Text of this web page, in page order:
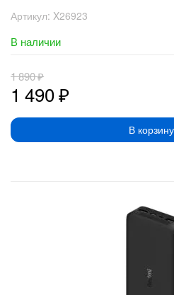
Артикул: X26923
В наличии
1 490₽
1 890₽
В корзину